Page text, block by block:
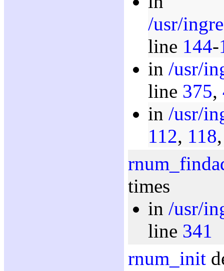
/usr/
line 144-
in /usr/
line 375,
in /usr/
112, 118
times
in /usr/
line 341
rnum_init